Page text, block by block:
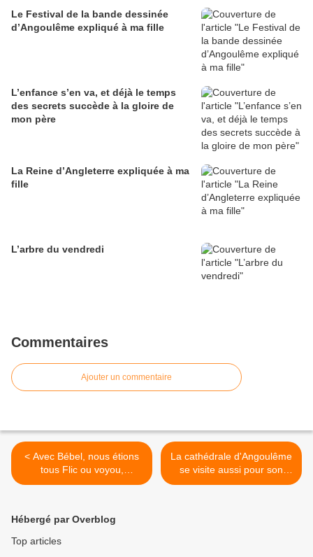
Le Festival de la bande dessinée
d’Angoulême expliqué à ma fille
L’enfance s’en va, et déjà le temps
des secrets succède à la gloire de
mon père
La Reine d’Angleterre expliquée à ma
fille
L’arbre du vendredi
Commentaires
Ajouter un commentaire
< Avec Bébel, nous étions
tous Flic ou voyou,
Guignolo, Pierrot le Fou ou
La cathédrale d'Angoulême
se visite aussi pour son
Trésor >
Hébergé par Overblog
Top articles